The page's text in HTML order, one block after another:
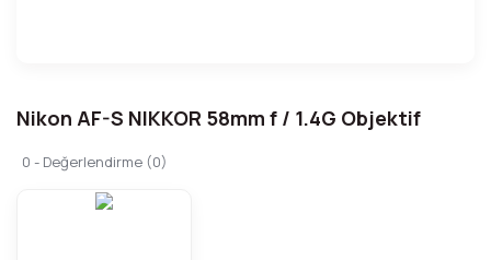
Nikon AF-S NIKKOR 58mm f / 1.4G Objektif
0 - Değerlendirme (0)